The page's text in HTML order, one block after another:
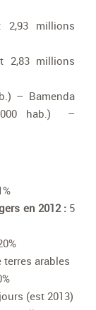
millions
2,83 millions
– Bamenda
000 hab.) –
en 2012 :5
terres arables
(est 2013)